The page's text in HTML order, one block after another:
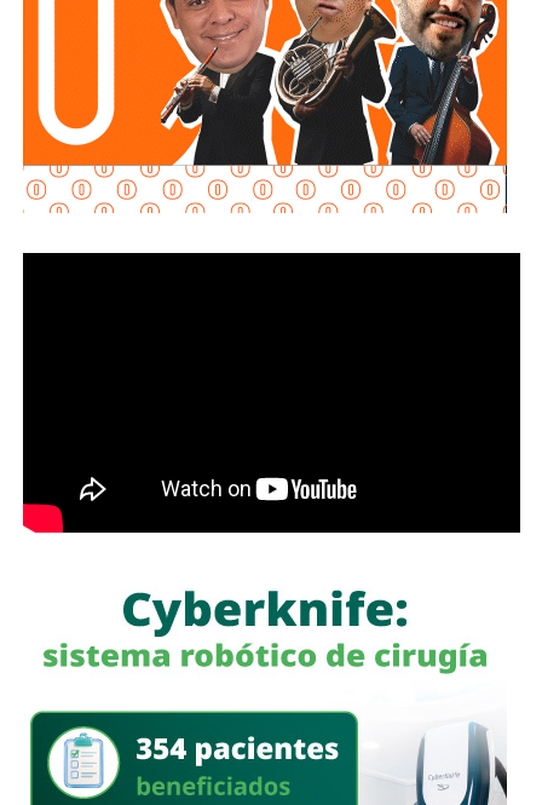
“Son acuerdos voluntarios que nos permiten ordenar el
mercado (…) quien comercializa gasolina, diésel, la
canasta PACIC, el jitomate, acuerda este esquema que nos
permite disminuir los precios. Es un esfuerzo muy
punto de venta de drogas